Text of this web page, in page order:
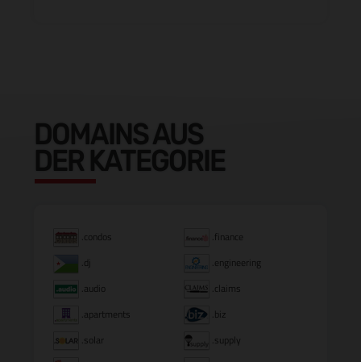
DOMAINS AUS
DER KATEGORIE
.condos
.finance
.dj
.engineering
.audio
.claims
.apartments
.biz
.solar
.supply